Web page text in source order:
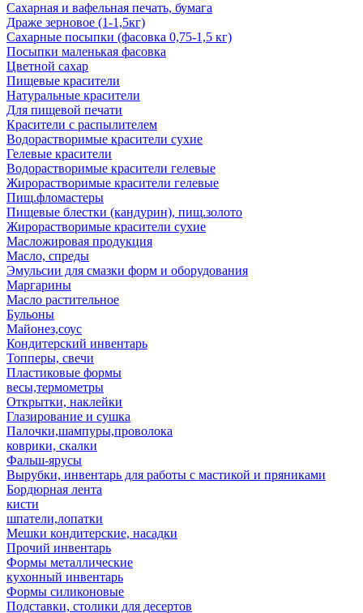
Сахарная и вафельная печать, бумага
Драже зерновое (1-1,5кг)
Сахарные посыпки (фасовка 0,75-1,5 кг)
Посыпки маленькая фасовка
Цветной сахар
Пищевые красители
Натуральные красители
Для пищевой печати
Красители с распылителем
Водорастворимые красители сухие
Гелевые красители
Водорастворимые красители гелевые
Жирорастворимые красители гелевые
Пищ.фломастеры
Пищевые блестки (кандурин), пищ.золото
Жирорастворимые красители сухие
Масложировая продукция
Масло, спреды
Эмульсии для смазки форм и оборудования
Маргарины
Масло растительное
Бульоны
Майонез,соус
Кондитерский инвентарь
Топперы, свечи
Пластиковые формы
весы,термометры
Открытки, наклейки
Глазирование и сушка
Палочки,шампуры,проволока
коврики, скалки
Фальш-ярусы
Вырубки, инвентарь для работы с мастикой и пряниками
Бордюрная лента
кисти
шпатели,лопатки
Мешки кондитерские, насадки
Прочий инвентарь
Формы металлические
кухонный инвентарь
Формы силиконовые
Подставки, столики для десертов